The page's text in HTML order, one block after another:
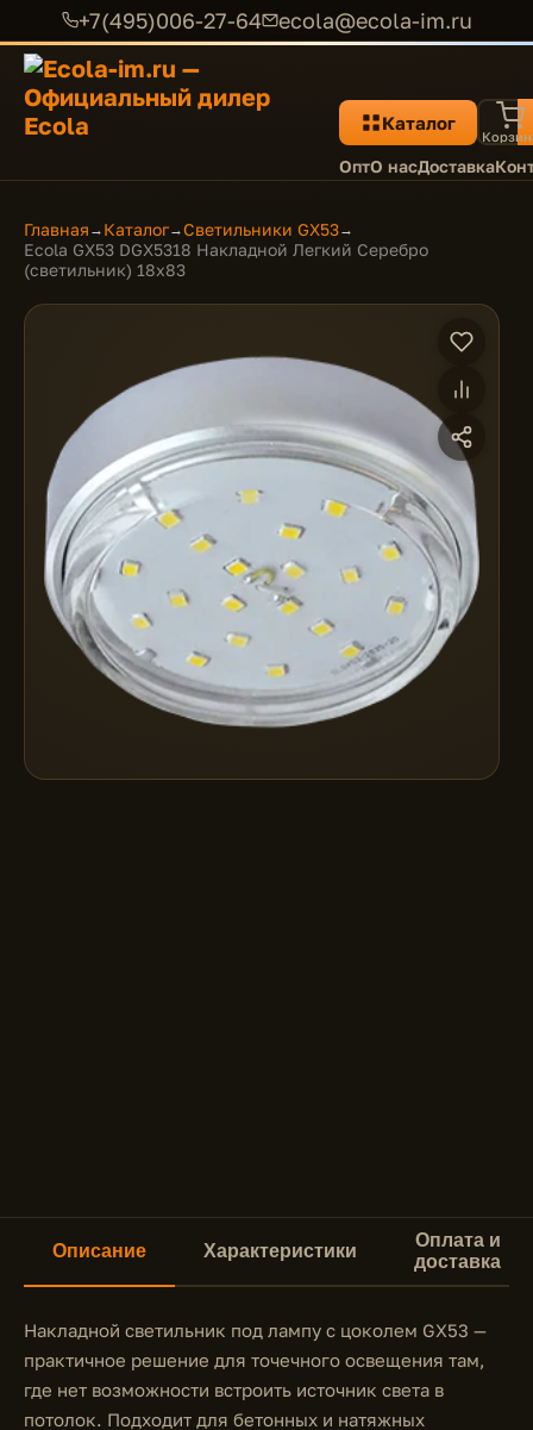
+7(495)006-27-64 ecola@ecola-im.ru
Каталог
ОптО насДоставка
Главная → Каталог→Светильники GX53→
Ecola GX53 DGX5318 Накладной Легкий Серебро
(светильник) 18x83
Описание Характеристики
Оплата и
доставка
Накладной светильник под лампу с цоколем GX53 —
практичное решение для точечного освещения там,
где нет возможности встроить источник света в
потолок. Подходит для бетонных и натяжных